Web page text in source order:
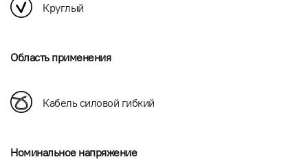
Круглый
Область применения
Кабель силовой гибкий
Номинальное напряжение